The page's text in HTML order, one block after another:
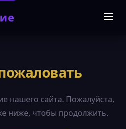
нашего сайта. Пожалуйста,
ниже, чтобы продолжить.